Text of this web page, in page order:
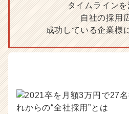
タイムラインを
自社の採用
成功している企業様